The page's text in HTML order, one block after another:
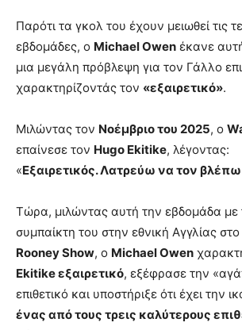
Παρότι τα γκολ του έχουν μειωθεί τις
εβδομάδες, ο Michael Owen έκανε
μια μεγάλη πρόβλεψη για τον Γάλλο
χαρακτηρίζοντάς τον «εξαιρετικό».
Μιλώντας τον Νοέμβριο του 2025, ο
επαίνεσε τον Hugo Ekitike, λέγοντας:
«Εξαιρετικός. Λατρεύω να τον βλέπω
Τώρα, μιλώντας αυτή την εβδομάδα
συμπαίκτη του στην εθνική Αγγλίας στο
Rooney Show, ο Michael Owen
Ekitike εξαιρετικό, εξέφρασε την
επιθετικό και υποστήριξε ότι έχει την
ένας από τους τρεις καλύτερους